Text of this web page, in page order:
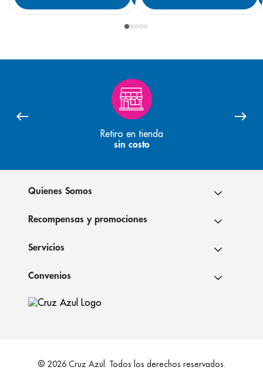
Retiro en tienda
sin costo
Quienes Somos
Recompensas y promociones
Servicios
Convenios
© 2026 Cruz Azul. Todos los derechos reservados.